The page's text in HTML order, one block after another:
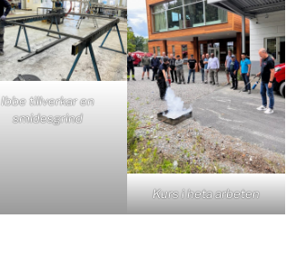
Ibbe tillverkar en
smidesgrind
Kurs i heta arbeten